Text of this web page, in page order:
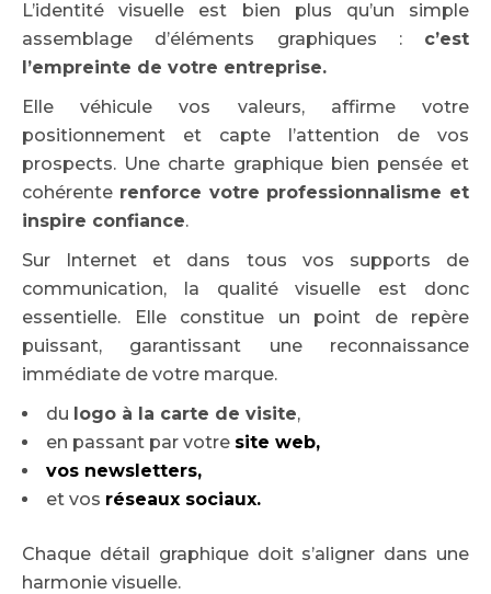
L’identité visuelle est bien plus qu’un simple
assemblage d’éléments graphiques : c’est
l’empreinte de votre entreprise.
Elle véhicule vos valeurs, affirme votre
positionnement et capte l’attention de vos
prospects. Une charte graphique bien pensée et
cohérente renforce votre professionnalisme et
inspire confiance.
Sur Internet et dans tous vos supports de
communication, la qualité visuelle est donc
essentielle. Elle constitue un point de repère
puissant, garantissant une reconnaissance
immédiate de votre marque.
du logo à la carte de visite,
en passant par votre site web,
vos newsletters,
et vos réseaux sociaux.
Chaque détail graphique doit s’aligner dans une
harmonie visuelle.